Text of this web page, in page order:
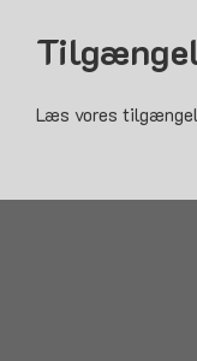
Læs vores